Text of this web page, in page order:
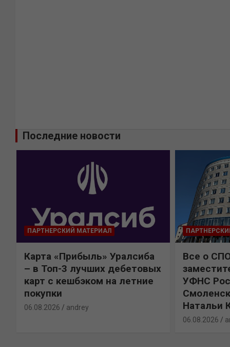
Последние новости
ПАРТНЕРСКИЙ МАТЕРИАЛ
Карта «Прибыль» Уралсиба
– в Топ-3 лучших дебетовых
карт с кешбэком на летние
покупки
06.08.2026 andrey
Все о
УФНС
Натальи
06.08.2026